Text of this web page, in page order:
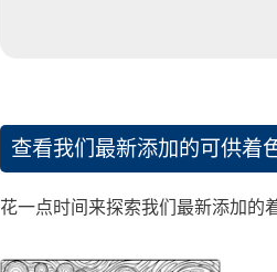
查看我们最新添加的可供着
花一点时间来探索我们最新添加的